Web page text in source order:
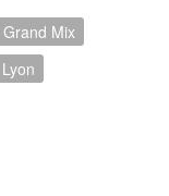
Grand Mix
Lyon